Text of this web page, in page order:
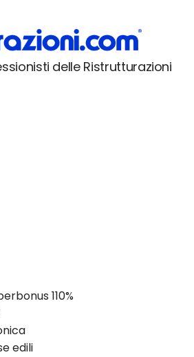
delle Ristrutturazioni
110%
edili